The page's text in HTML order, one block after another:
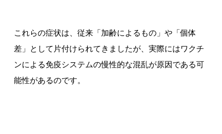
これらの症状は、従来「加齢によるもの」や「個体
差」として片付けられてきましたが、実際にはワクチ
ンによる免疫システムの慢性的な混乱が原因である可
能性があるのです。